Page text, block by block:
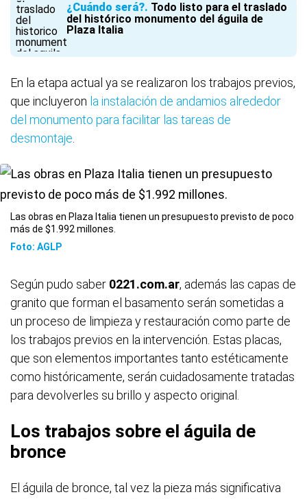
¿Cuándo será? Todo listo para el traslado
del histórico monumento del águila de
Plaza Italia
En la etapa actual ya se realizaron los trabajos previos,
que incluyeron la instalación de andamios alrededor
del monumento para facilitar las tareas de
desmontaje
Las obras en Plaza Italia tienen un presupuesto previsto de poco
más de $1.992 millones.
Foto: AGLP
Según pudo saber 0221.com.ar, además las capas de
granito que forman el basamento serán sometidas a
un proceso de limpieza y restauración como parte de
los trabajos previos en la intervención. Estas placas,
que son elementos importantes tanto estéticamente
como históricamente, serán cuidadosamente tratadas
para devolverles su brillo y aspecto original.
Los trabajos sobre el águila de
bronce
El águila de bronce, tal vez la pieza más significativa